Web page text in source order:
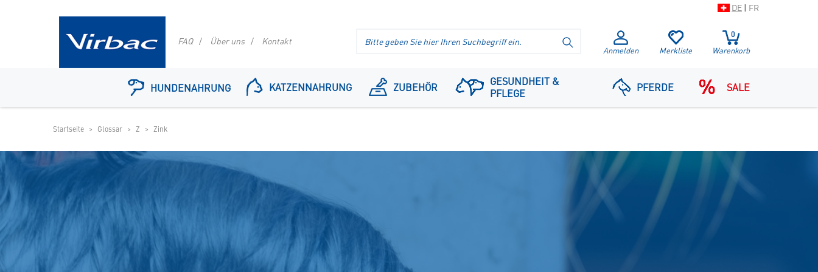
DE | FR
Ihr
Shop
spezielles
Tierfutter
Anmelden Merkliste
0
Warenkorb
SUCHE STARTEN
FAQ Über uns Kontakt
HUNDENAHRUNG KATZENNAHRUNG ZUBEHÖR
GESUNDHEIT &
PFLEGE
PFERDE SALE
Startseite Glossar Z Zink